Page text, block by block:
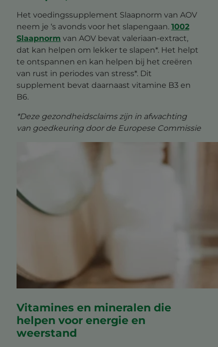
Het voedingssupplement Slaapnorm van AOV
neem je ‘s avonds voor het slapengaan. 1002
Slaapnorm van AOV bevat valeriaan-extract,
dat kan helpen om lekker te slapen*. Het helpt
te ontspannen en kan helpen bij het creëren
van rust in periodes van stress*. Dit
supplement bevat daarnaast vitamine B3 en
B6.
*Deze gezondheidsclaims zijn in afwachting
van goedkeuring door de Europese Commissie
Vitamines en mineralen die
helpen voor energie en
weerstand